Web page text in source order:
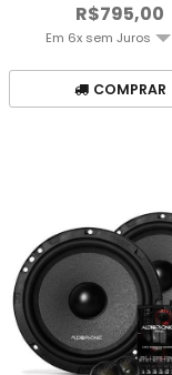
R$795,00
Em 6x sem Juros
COMPRAR